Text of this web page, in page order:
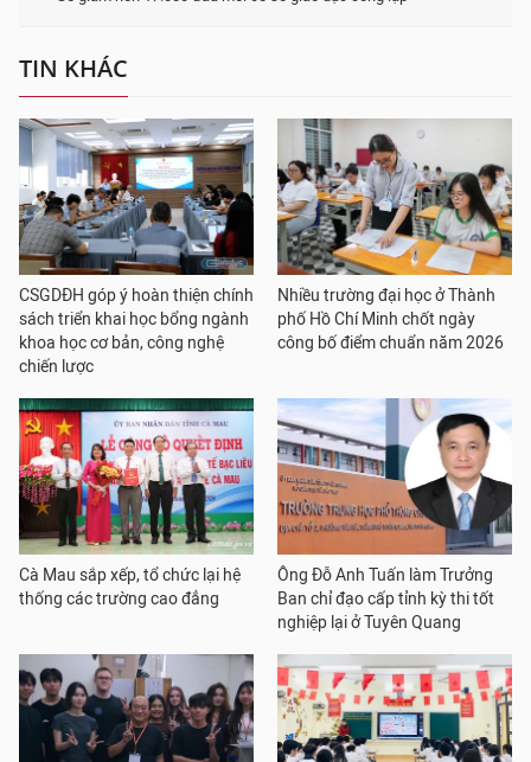
TIN KHÁC
CSGDĐH góp ý hoàn thiện chính
sách triển khai học bổng ngành
khoa học cơ bản, công nghệ
chiến lược
Nhiều trường đại học ở Thành
phố Hồ Chí Minh chốt ngày
công bố điểm chuẩn năm 2026
Cà Mau sắp xếp, tổ chức lại hệ
thống các trường cao đẳng
Ông Đỗ Anh Tuấn làm Trưởng
Ban chỉ đạo cấp tỉnh kỳ thi tốt
nghiệp lại ở Tuyên Quang